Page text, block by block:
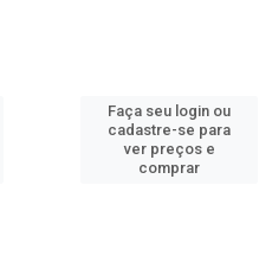
Faça seu login ou
cadastre-se para
ver preços e
comprar